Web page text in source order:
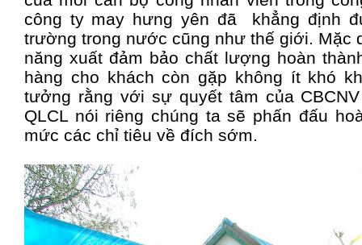
công ty may hưng yên đã khẳng định
trường trong nước cũng như thế giới. Mặc
năng xuất đảm bảo chất lượng hoàn
hàng cho khách còn gặp không ít khó
tưởng rằng với sự quyết tâm của
QLCL nói riêng chúng ta sẽ phấn đấu
mức các chỉ tiêu về đích sớm.